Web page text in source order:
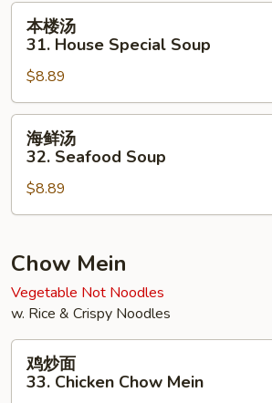
Soup
31.
House
Special
Soup
本楼汤
31. House Special Soup
$8.89
32.
Seafood
海鲜汤
32. Seafood Soup
$8.89
Chow Mein
Vegetable Not Noodles
w. Rice & Crispy Noodles
鸡炒面
33. Chicken Chow Mein